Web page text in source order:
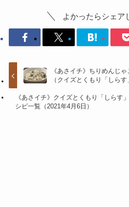
よかったらシェア
《あさイチ》ちりめんじ
（クイズとくもり「しらす
《あさイチ》クイズとくもり「しらす
シピ一覧（2021年4月6日）